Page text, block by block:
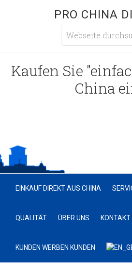
PRO CHINA
Kaufen Sie
China
EINKAUF DIREKT AUS CHINA
QUALITÄT ÜBER UNS KONTAKT
KUNDEN WERBEN KUNDEN